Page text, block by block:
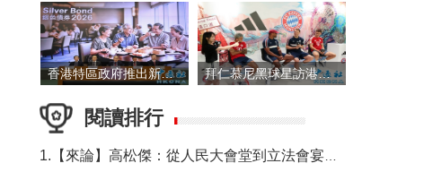
香港特區政府推出新一批銀色債券 每手1萬元保底息4.25厘 拜仁慕尼黑球星訪港 與球迷近距離互動
閱讀排行